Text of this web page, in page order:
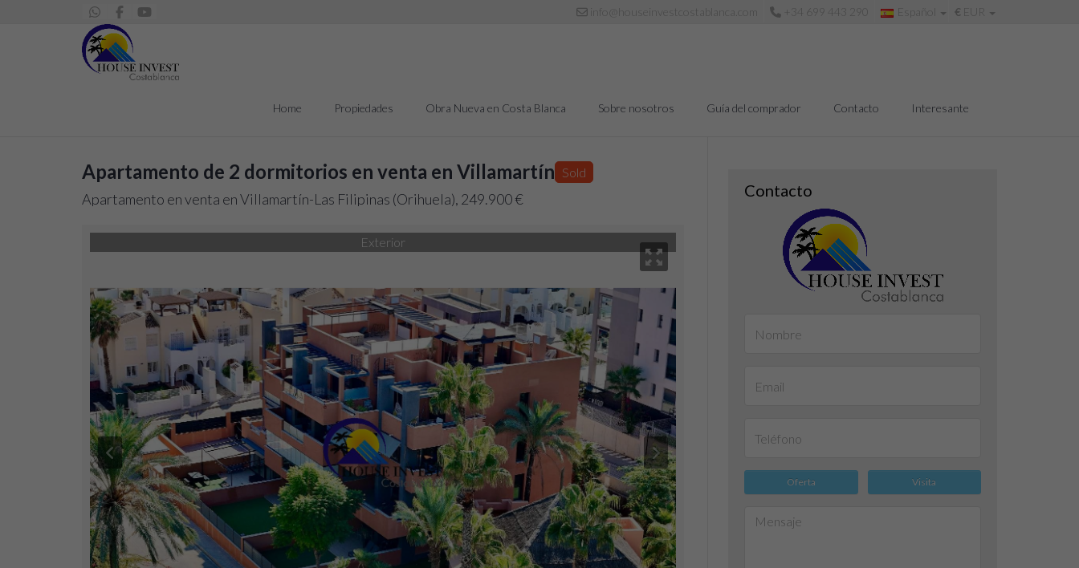
info@houseinvestcostablanca.com +34 699 443 290 Español € EUR
Home Propiedades Obra Nueva en Costa Blanca Sobre nosotros Guía del comprador Contacto Interesante
Apartamento de 2 dormitorios en venta en Villamartín
Apartamento en venta en Villamartín-Las Filipinas (Orihuela), 249.900 €
Sold
Exterior
Contacto
Oferta Visita